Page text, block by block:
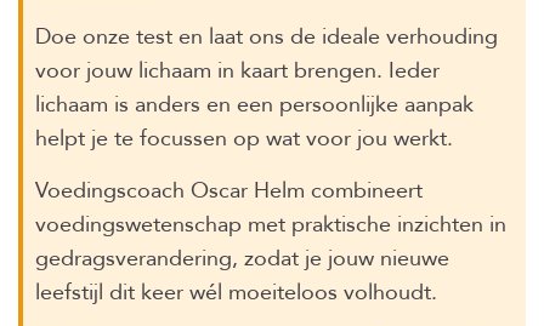
Doe onze test en laat ons de ideale verhouding
voor jouw lichaam in kaart brengen. Ieder
lichaam is anders en een persoonlijke aanpak
helpt je te focussen op wat voor jou werkt.
Voedingscoach Oscar Helm combineert
voedingswetenschap met praktische inzichten in
gedragsverandering, zodat je jouw nieuwe
leefstijl dit keer wél moeiteloos volhoudt.